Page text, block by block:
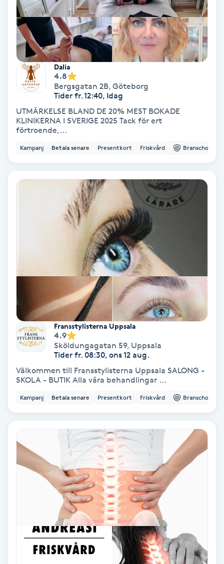
Celluliter
Coachning
Color correction
Cryoterapi
Dermapen
Diamantslipning
Extensions borttagning
Eyeliner-tatuering
Face framing
Fet hårbotten
Fettreducering
Fibromassage
Fotmassage
Dalia
4.8
Bergsgatan 2B, Göteborg
Tider fr. 12:40, Idag
UTMÄRKELSE BLAND DE 20% MEST BOKADE
KLINIKERNA I SVERIGE 2025 Tack för ert
förtroende,...
Kampanj Betala senare Presentkort Friskvård Branschorg.
Fransstylisterna Uppsala
4.9
Sköldungagatan 59, Uppsala
Tider fr. 08:30, ons 12 aug.
Välkommen till Fransstylisterna Uppsala SALONG -
SKOLA - BUTIK Alla våra behandlingar ...
Kampanj Betala senare Presentkort Friskvård Branschorg.